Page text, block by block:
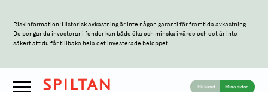
Riskinformation: Historisk avkastning är inte någon garanti för framtida avkastning.
De pengar du investerar i fonder kan både öka och minska i värde och det är inte
säkert att du får tillbaka hela det investerade beloppet.
Bli kund Mina sidor